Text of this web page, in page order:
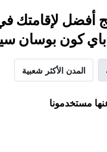
أفضل لإقامتك
كون بوسان
المدن الأكثر شعبية
مستخدمونا